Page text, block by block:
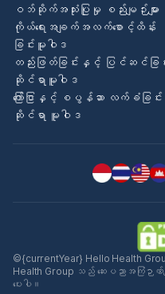
ဝဘ်ဆိုက်အသုံးပြုမှု စည်းမျဉ်းများ
ကိုယ်ရေးအချက်အလက်စောင့်ထိန်း
ခြင်းမူဝါဒ
တည်းဖြတ်ခြင်းနှင့် ပြင်ဆင်ခြင်
ဆိုင်ရာမူဝါဒ
ကြော်ငြာနှင့် စပွန်ဆာ လက်ခံခြင်း
ဆိုင်ရာ မူဝါဒ
©{currentYear} Hello Health
Health Group သည် ဆေးပညာအကြံဉာဏ်မ
ပေးပါ။